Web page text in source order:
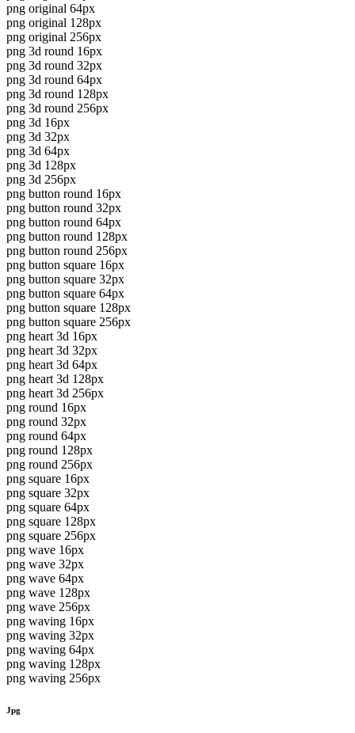
png original 64px
png original 128px
png original 256px
png 3d round 16px
png 3d round 32px
png 3d round 64px
png 3d round 128px
png 3d round 256px
png 3d 16px
png 3d 32px
png 3d 64px
png 3d 128px
png 3d 256px
png button round 16px
png button round 32px
png button round 64px
png button round 128px
png button round 256px
png button square 16px
png button square 32px
png button square 64px
png button square 128px
png button square 256px
png heart 3d 16px
png heart 3d 32px
png heart 3d 64px
png heart 3d 128px
png heart 3d 256px
png round 16px
png round 32px
png round 64px
png round 128px
png round 256px
png square 16px
png square 32px
png square 64px
png square 128px
png square 256px
png wave 16px
png wave 32px
png wave 64px
png wave 128px
png wave 256px
png waving 16px
png waving 32px
png waving 64px
png waving 128px
png waving 256px
Jpg